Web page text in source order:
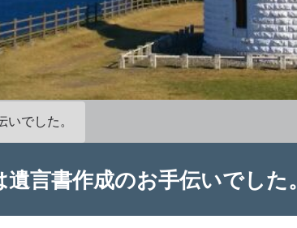
でした。
言書作成のお手伝いでした。